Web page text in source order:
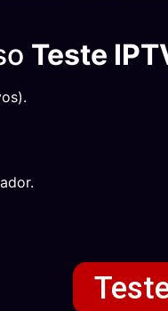
Teste